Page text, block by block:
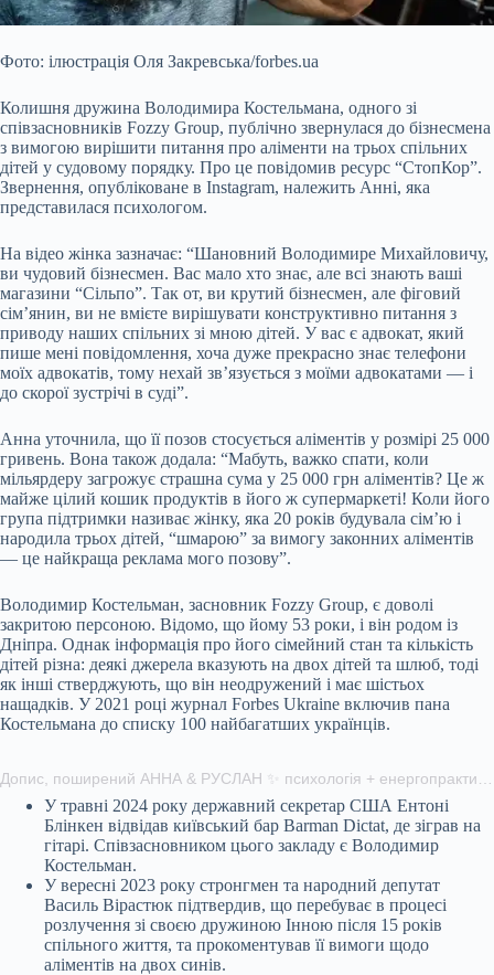
Фото: ілюстрація Оля Закревська/forbes.ua
Колишня дружина Володимира Костельмана, одного зі
співзасновників Fozzy Group, публічно звернулася до бізнесмена
з вимогою вирішити питання про аліменти на трьох спільних
дітей у судовому порядку. Про це повідомив ресурс “СтопКор”.
Звернення, опубліковане в Instagram, належить Анні, яка
представилася психологом.
На відео жінка зазначає: “Шановний Володимире Михайловичу,
ви чудовий бізнесмен. Вас мало хто знає, але всі знають ваші
магазини “Сільпо”. Так от, ви крутий бізнесмен, але фіговий
сім’янин, ви не вмієте вирішувати конструктивно питання з
приводу наших спільних зі мною дітей. У вас є адвокат, який
пише мені повідомлення, хоча дуже прекрасно знає телефони
моїх адвокатів, тому нехай зв’язується з моїми адвокатами — і
до скорої зустрічі в суді”.
Анна уточнила, що її позов стосується аліментів у розмірі 25 000
гривень. Вона також додала: “Мабуть, важко спати, коли
мільярдеру загрожує страшна сума у 25 000 грн аліментів? Це ж
майже цілий кошик продуктів в його ж супермаркеті! Коли його
група підтримки називає жінку, яка 20 років будувала сім’ю і
народила трьох дітей, “шмарою” за вимогу законних аліментів
— це найкраща реклама мого позову”.
Володимир Костельман, засновник Fozzy Group, є доволі
закритою персоною. Відомо, що йому 53 роки, і він родом із
Дніпра. Однак інформація про його сімейний стан та кількість
дітей різна: деякі джерела вказують на двох дітей та шлюб, тоді
як інші стверджують, що він неодружений і має шістьох
нащадків. У 2021 році журнал Forbes Ukraine включив пана
Костельмана до списку 100 найбагатших українців.
У травні 2024 року державний секретар США Ентоні
Блінкен відвідав київський бар Barman Dictat, де зіграв на
гітарі. Співзасновником цього закладу є Володимир
Костельман.
У вересні 2023 року стронгмен та народний депутат
Василь Вірастюк підтвердив, що перебуває в процесі
розлучення зі своєю дружиною Інною після 15 років
спільного життя, та прокоментував її вимоги щодо
аліментів на двох синів.